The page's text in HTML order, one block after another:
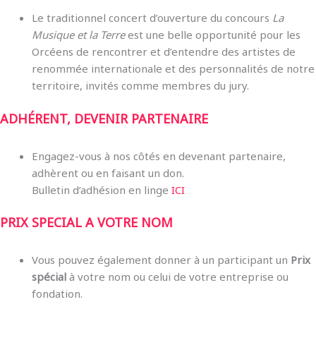
Le traditionnel concert d’ouverture du concours La
Musique et la Terreest une belle opportunité pour les
Orcéens de rencontrer et d’entendre des artistes de
renommée internationale et des personnalités de notre
territoire, invités comme membres du jury.
ADHÉRENT, DEVENIR PARTENAIRE
Engagez-vous à nos côtés en devenant partenaire,
adhèrent ou en faisant un don.
Bulletin d’adhésion en linge ICI
PRIX SPECIAL A VOTRE NOM
Vous pouvez également donner à un participant un Prix
spécial à votre nom ou celui de votre entreprise ou
fondation.